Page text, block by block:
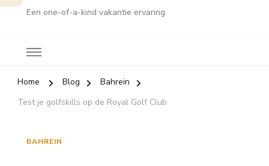
Een one-of-a-kind vakantie ervaring
Home Blog
Bahrein
Test je golfskills op de Royal Golf Club
BAHREIN